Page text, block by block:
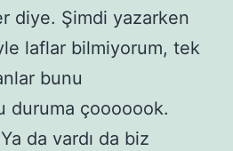
diye. Şimdi yazarken
laflar bilmiyorum, tek
bunu
duruma çooooook.
da vardı da biz